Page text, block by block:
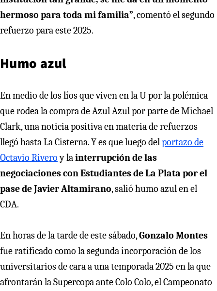
hermoso para toda mi familia”, comentó el segundo
refuerzo para este 2025.
Humo azul
En medio de los líos que viven en la U por la polémica
que rodea la compra de Azul Azul por parte de Michael
Clark, una noticia positiva en materia de refuerzos
llegó hasta La Cisterna. Y es que luego delportazo de
Octavio Riveroy lainterrupción de las
negociaciones con Estudiantes de La Plata por el
pase de Javier Altamirano, salió humo azul en el
CDA.
En horas de la tarde de este sábado,Gonzalo Montes
fue ratificado como la segunda incorporación de los
universitarios de cara a una temporada 2025 en la que
afrontarán la Supercopa ante Colo Colo, el Campeonato